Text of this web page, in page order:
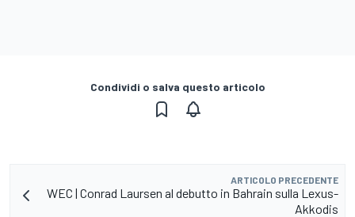
Condividi o salva questo articolo
ARTICOLO PRECEDENTE
WEC | Conrad Laursen al debutto in Bahrain sulla Lexus-
Akkodis